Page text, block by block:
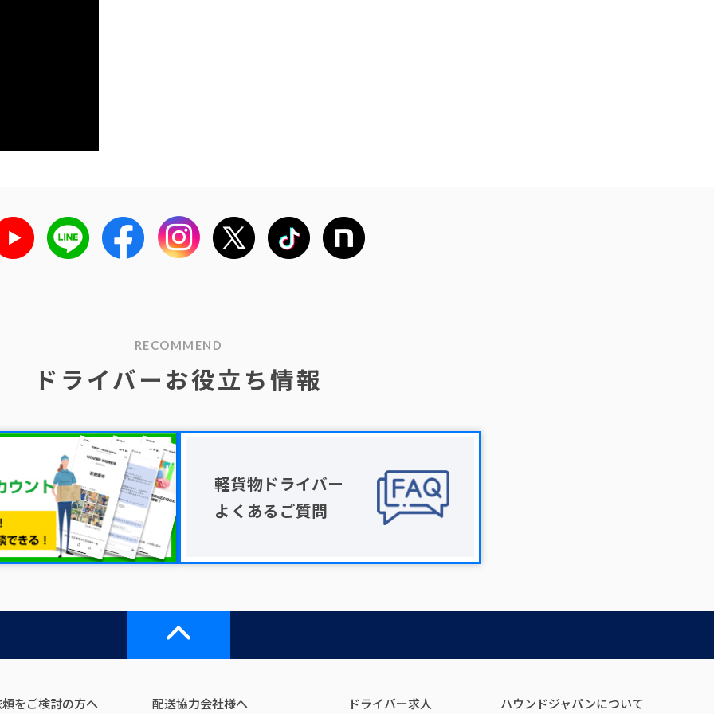
RECOMMEND
ドライバーお役立ち情報
軽貨物ドライバー
よくあるご質問
をご検討の方へ 配送協力会社様へ ドライバー求人 ハウンドジャパンについて